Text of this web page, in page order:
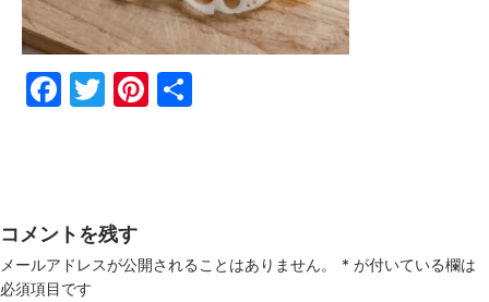
Fac
Twi
Pin
コメントを残す
メールアドレスが公開されることはありません。 * が付いている欄は
必須項目です